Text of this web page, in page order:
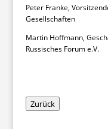
Peter Franke,
Gesellschaften
Martin Hoffmann,
Russisches Forum e.V.
Zurück